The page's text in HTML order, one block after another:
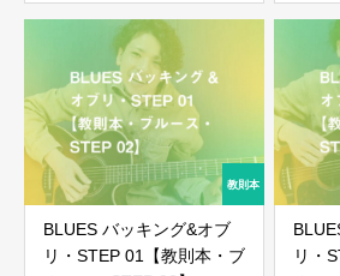
BLUES バッキング&オブ
リ・STEP 01【教則本・ブ
リ・
ログイン情報を記憶
パスワードを忘れた場合
会員ではない方は会員登録し